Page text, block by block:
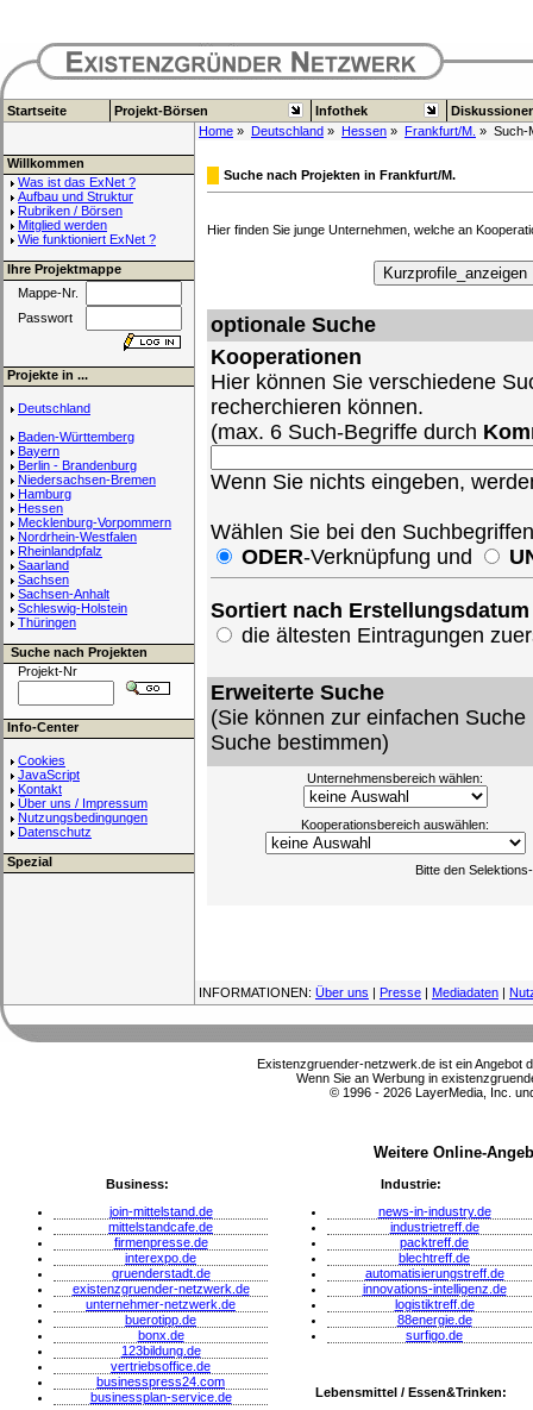
Startseite Projekt-Börsen Infothek
Home » Deutschland » Hessen » Frankfurt/M. » Such-
Willkommen
Was ist das ExNet ?
Aufbau und Struktur
Rubriken / Börsen
Mitglied werden
Wie funktioniert ExNet ?
Ihre Projektmappe
Mappe-Nr.
Passwort
Projekte in ...
Deutschland
Baden-Württemberg
Bayern
Berlin - Brandenburg
Niedersachsen-Bremen
Hamburg
Hessen
Mecklenburg-Vorpommern
Nordrhein-Westfalen
Rheinlandpfalz
Saarland
Sachsen
Sachsen-Anhalt
Schleswig-Holstein
Thüringen
Suche nach Projekten
Projekt-Nr
Info-Center
Cookies
JavaScript
Kontakt
Über uns / Impressum
Nutzungsbedingungen
Datenschutz
Spezial
Suche nach Projekten in Frankfurt/M.
Hier finden Sie junge Unternehmen, welche an
optionale Suche
Kooperationen
Hier können Sie verschiedene
recherchieren können.
(max. 6 Such-Begriffe durch
Wenn Sie nichts eingeben,
Wählen Sie bei den
ODER-Verknüpfung und
Sortiert nach Erstellungsdatum
die ältesten Eintragungen
Erweiterte Suche
(Sie können zur einfachen
Suche bestimmen)
Unternehmensbereich wählen:
Kooperationsbereich auswählen:
Bitte den
INFORMATIONEN: Über uns | Presse | Mediadaten |
Existenzgruender-netzwerk.de ist ein Angebot
Wenn Sie an Werbung in
© 1996 - 2026 LayerMedia, Inc.
Weitere Online-
Business:
join-mittelstand.de
mittelstandcafe.de
firmenpresse.de
interexpo.de
gruenderstadt.de
existenzgruender-netzwerk.de
unternehmer-netzwerk.de
buerotipp.de
bonx.de
123bildung.de
vertriebsoffice.de
businesspress24.com
businessplan-service.de
Industrie:
news-in-industry.de
industrietreff.de
packtreff.de
blechtreff.de
automatisierungstreff.de
innovations-intelligenz.de
logistiktreff.de
88energie.de
surfigo.de
Lebensmittel / Essen&Trinken: